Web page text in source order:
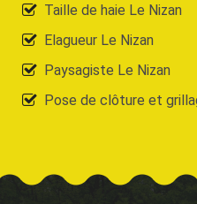
Taille de haie Le Nizan
Elagueur Le Nizan
Paysagiste Le Nizan
Pose de clôture et